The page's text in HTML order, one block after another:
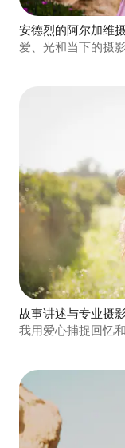
安德烈的阿尔加维
爱、光和当下的摄
故事讲述与专业摄
我用爱心捕捉回忆